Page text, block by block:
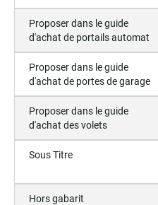
Proposer dans le guide
d'achat de portails automat
Proposer dans le guide
d'achat de portes de garage
Proposer dans le guide
d'achat des volets
Sous Titre
Hors gabarit